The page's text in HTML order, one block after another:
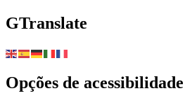
GTranslate
Opções de acessibilidade